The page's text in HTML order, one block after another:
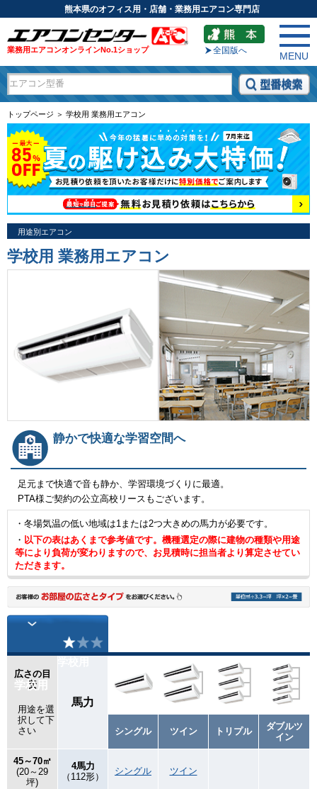
熊本県のオフィス用・店舗・業務用エアコン専門店
業務用エアコンオンラインNo.1ショップ 全国版へ
MENU
トップページ ＞ 学校用 業務用エアコン
用途別エアコン
学校用 業務用エアコン
静かで快適な学習空間へ
足元まで快適で音も静か、学習環境づくりに最適。
PTA様ご契約の公立高校リースもございます。
・冬場気温の低い地域は1または2つ大きめの馬力が必要です。
・ 以下の表はあくまで参考値です。機種選定の際に建物の種類や用途
等により負荷が変わりますので、お見積時に担当者より算定させてい
ただきます。
学校用
広さの目
安
用途を選
択して下
さい
馬力
シングル ツイン トリプル
ダブルツ
イン
45～70㎡
(20～29
坪)
4馬力
（112形）
シングル ツイン